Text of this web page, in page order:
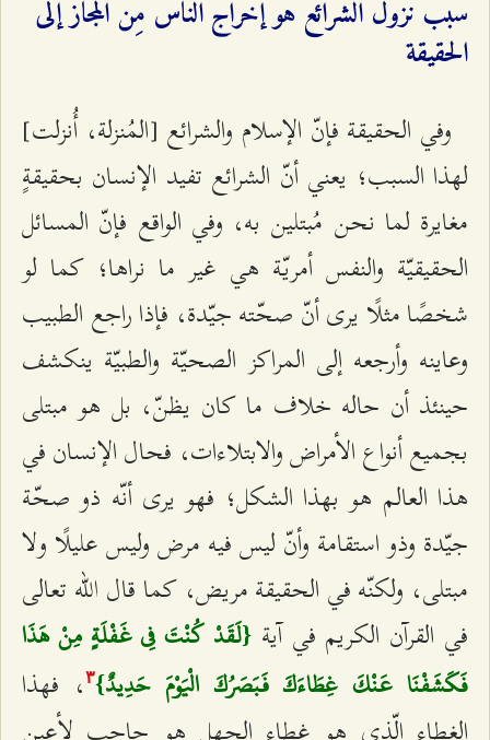
سبب نزول الشرائع هو إخراج الناس مِنَ المجاز إلى
الحقيقة
وفي الحقيقة فإنّ الإسلام والشرائع [المُنزلة، أُنزلت]
لهذا السبب؛ يعني أنّ الشرائع تفيد الإنسان بحقيقةٍ
مغايرة لما نحن مُبتلين به، وفي الواقع فإنّ المسائل
الحقيقيّة والنفس أمريّة هي غير ما نراها؛ كما لو
شخصًا مثلًا يرى أنّ صحّته جيّدة، فإذا راجع الطبيب
وعاينه وأرجعه إلى المراكز الصحيّة والطبيّة ينكشف
حينئذ أن حاله خلاف ما كان يظنّ، بل هو مبتلى
بجميع أنواع الأمراض والابتلاءات، فحال الإنسان في
هذا العالم هو بهذا الشكل؛ فهو يرى أنّه ذو صحّة
جيّدة وذو استقامة وأنّ ليس فيه مرض وليس عليلًا ولا
مبتلى، ولكنّه في الحقيقة مريض، كما قال الله تعالى
في القرآن الكريم في آية {لَقَدْ كُنْتَ فِي غَفْلَةٍ مِنْ هَذَا
فَكَشَفْنَا عَنْكَ غِطَاءَكَ فَبَصَرُكَ الْيَوْمَ حَدِيدٌ}٣، فهذا